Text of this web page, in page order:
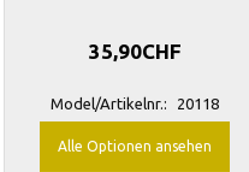
35,90CHF
Model/Artikelnr.: 20118
Alle Optionen ansehen